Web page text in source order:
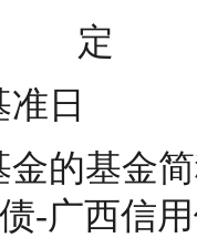
                            定
日
的基金
-广西信